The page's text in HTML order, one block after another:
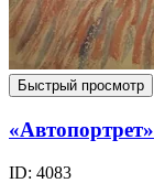
Быстрый просмотр
«Автопортрет»
ID: 4083